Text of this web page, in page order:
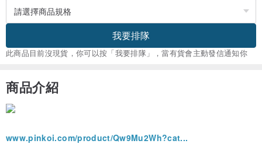
我要排隊
此商品目前沒現貨，你可以按「我要排隊」，當有貨會主動發信通知你
商品介紹
www.pinkoi.com/product/Qw9Mu2Wh?cat...